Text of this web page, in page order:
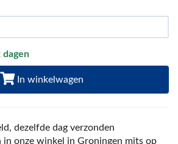
In winkelwagen
dezelfde dag verzonden
in onze winkel in Groningen mits op